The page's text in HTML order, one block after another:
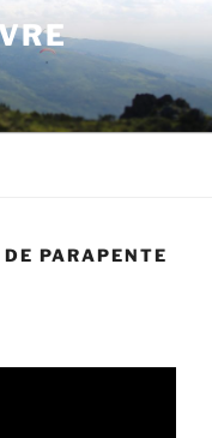
PARAPENTE